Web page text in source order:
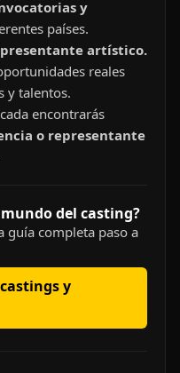
y
países.
artístico.
reales
y talentos.
encontrarás
o representante
mundo del casting?
guía completa paso a
y